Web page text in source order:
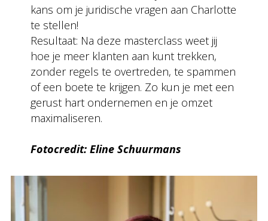
kans om je juridische vragen aan Charlotte
te stellen!
Resultaat: Na deze masterclass weet jij
hoe je meer klanten aan kunt trekken,
zonder regels te overtreden, te spammen
of een boete te krijgen. Zo kun je met een
gerust hart ondernemen en je omzet
maximaliseren.
Fotocredit: Eline Schuurmans